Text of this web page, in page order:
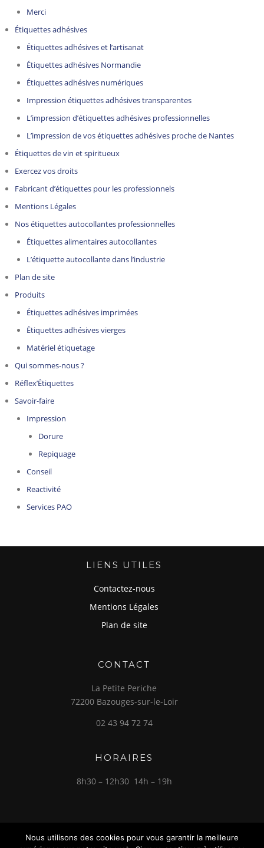
Merci
Étiquettes adhésives
Étiquettes adhésives et l’artisanat
Étiquettes adhésives Normandie
Étiquettes adhésives numériques
Impression étiquettes adhésives transparentes
L’impression d’étiquettes adhésives professionnelles
L’impression de vos étiquettes adhésives proche de Nantes
Étiquettes de vin et spiritueux
Exercez vos droits
Fabricant d’étiquettes pour les professionnels
Mentions Légales
Nos étiquettes autocollantes professionnelles
Étiquettes alimentaires autocollantes
L’étiquette autocollante dans l’industrie
Plan de site
Produits
Étiquettes adhésives imprimées
Étiquettes adhésives vierges
Matériel étiquetage
Qui sommes-nous ?
Réflex’Étiquettes
Savoir-faire
Impression
Dorure
Repiquage
Conseil
Reactivité
Services PAO
LIENS UTILES
Contactez-nous
Mentions Légales
Plan de site
CONTACT
La Petite Periche
72200 Bazouges-sur-le-Loir
02 43 94 72 74
HORAIRES
8h30 – 12h30 14h – 19h
Nous utilisons des cookies pour vous garantir la meilleure